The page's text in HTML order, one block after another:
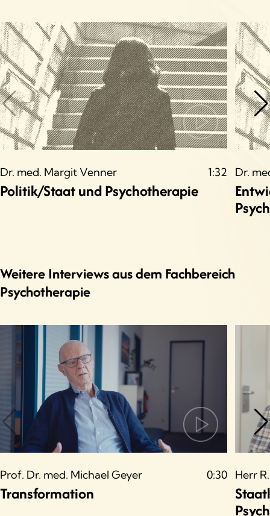
Dr. med. Margit Venner 1:32
Politik/Staat und Psychotherapie
Dr.
Weitere Interviews aus dem Fachbereich
Psychotherapie
Prof. Dr. med. Michael Geyer 0:30
Transformation
Herr R.